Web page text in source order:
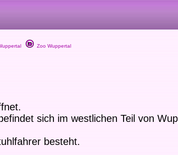
Zoo Wuppertal
sich im westlichen Teil von
besteht.